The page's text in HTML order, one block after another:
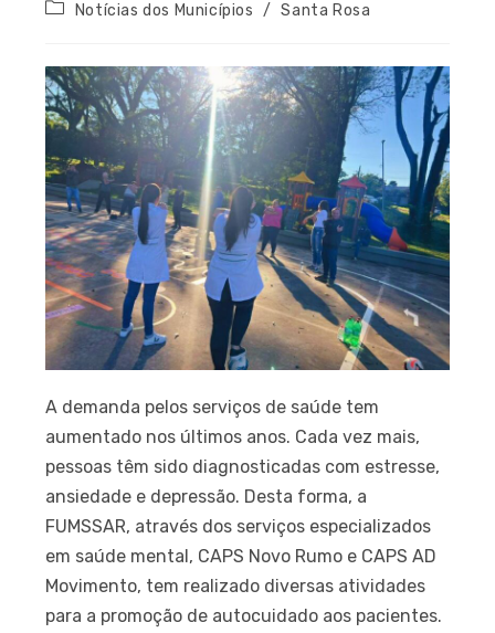
Notícias dos Municípios
/ Santa Rosa
A demanda pelos serviços de saúde tem
aumentado nos últimos anos. Cada vez mais,
pessoas têm sido diagnosticadas com estresse,
ansiedade e depressão. Desta forma, a
FUMSSAR, através dos serviços especializados
em saúde mental, CAPS Novo Rumo e CAPS AD
Movimento, tem realizado diversas atividades
para a promoção de autocuidado aos pacientes.